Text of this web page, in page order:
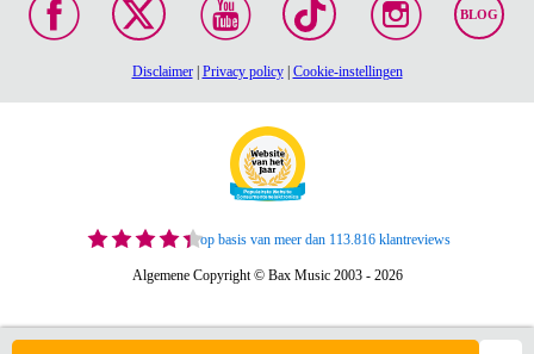
BLOG
Disclaimer| Privacy policy| Cookie-instellingen
op basis van meer dan 113.816 klantreviews
Algemene Copyright © Bax Music 2003 - 2026